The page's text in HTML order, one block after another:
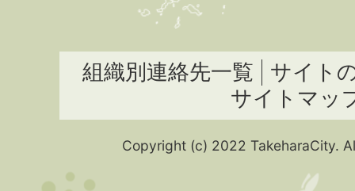
組織別連絡先一覧
サイト
サイトマッ
Copyright (c) 2022 TakeharaCity.